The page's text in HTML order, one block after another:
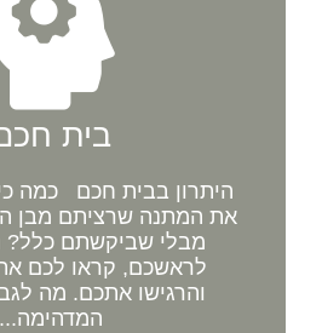
בית
היתרון בבית חכם כמה
את המתנה שרציתם מבן
מבלי שביקשתם כלל?
לראשכם, קראו לכם
והרגישו אתכם. מה
המדהימה...